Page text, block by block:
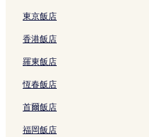
東京飯店
香港飯店
羅東飯店
恆春飯店
首爾飯店
福岡飯店